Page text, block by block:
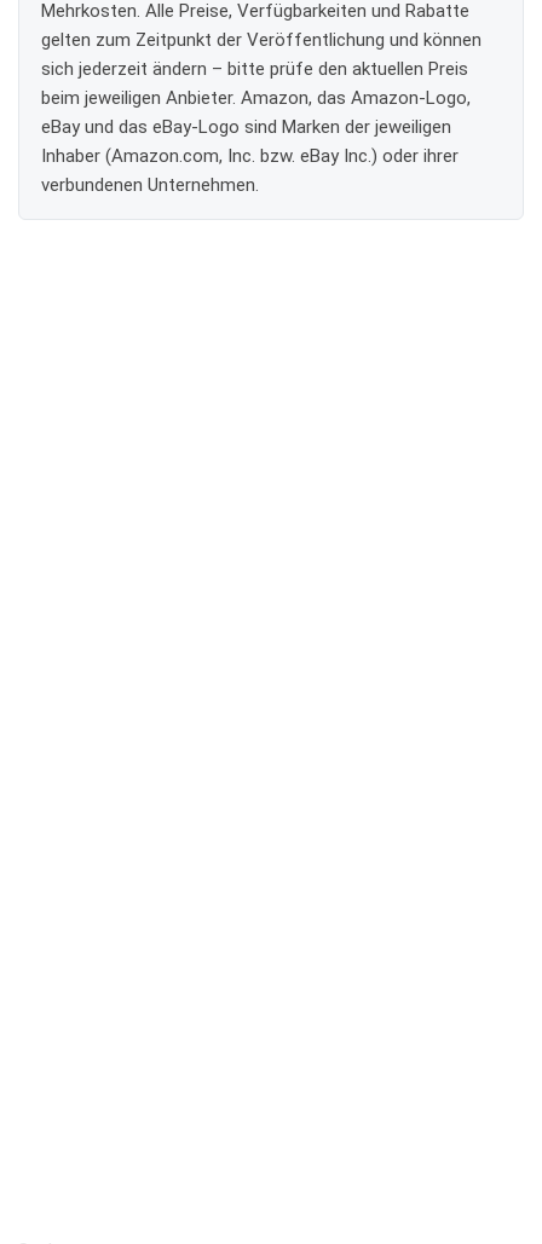
Mehrkosten. Alle Preise, Verfügbarkeiten und Rabatte
gelten zum Zeitpunkt der Veröffentlichung und können
sich jederzeit ändern – bitte prüfe den aktuellen Preis
beim jeweiligen Anbieter. Amazon, das Amazon-Logo,
eBay und das eBay-Logo sind Marken der jeweiligen
Inhaber (Amazon.com, Inc. bzw. eBay Inc.) oder ihrer
verbundenen Unternehmen.